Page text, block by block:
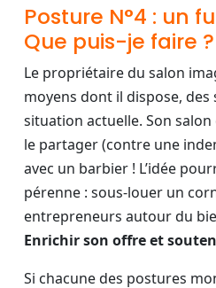
Posture N°4 : un
Que puis-je faire ?
Le propriétaire du salon
moyens dont il dispose, des
situation actuelle. Son
le partager (contre une
avec un barbier ! L’idée
pérenne : sous-louer un
entrepreneurs autour du
Enrichir son offre et
Si chacune des postures